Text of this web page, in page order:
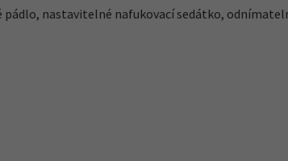
nastavitelné nafukovací sedátko,